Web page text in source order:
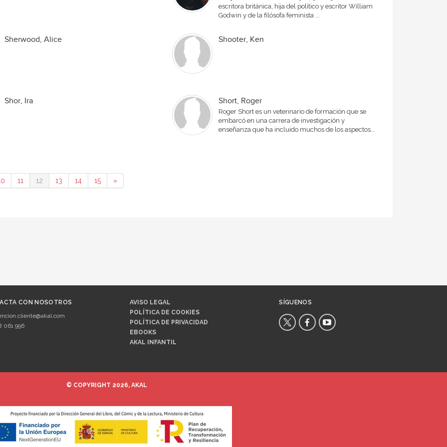
escritora británica, hija del político y escritor William
Godwin y de la filósofa feminista ...
Sherwood, Alice Shooter, Ken
Shor, Ira Short, Roger
Roger Short es un veterinario de formación que se
embarcó en una carrera de investigación y
enseñanza que ha incluido muchos de los aspectos...
11 12 13 14 15 »
CON NOSOTROS
061 996
AVISO LEGAL
POLÍTICA DE COOKIES
POLÍTICA DE PRIVACIDAD
EBOOKS
AKAL INFANTIL
SÍGUENOS
© COPYRIGHT 2026, AKAL